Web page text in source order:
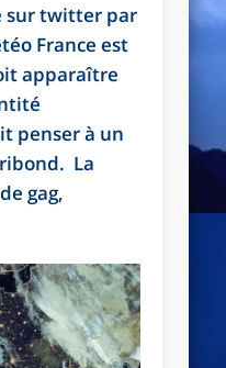
sur twitter par
France est
apparaître
penser à un
La
gag,